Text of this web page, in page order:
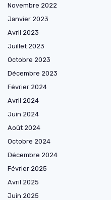
Novembre 2022
Janvier 2023
Avril 2023
Juillet 2023
Octobre 2023
Décembre 2023
Février 2024
Avril 2024
Juin 2024
Août 2024
Octobre 2024
Décembre 2024
Février 2025
Avril 2025
Juin 2025